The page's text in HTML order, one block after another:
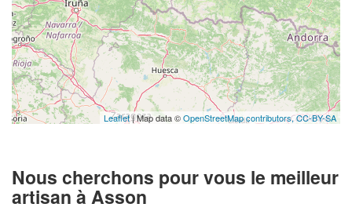
Leaflet| Map data ©OpenStreetMap contributors,CC-BY-SA
Nous cherchons pour vous le meilleur
artisan à Asson